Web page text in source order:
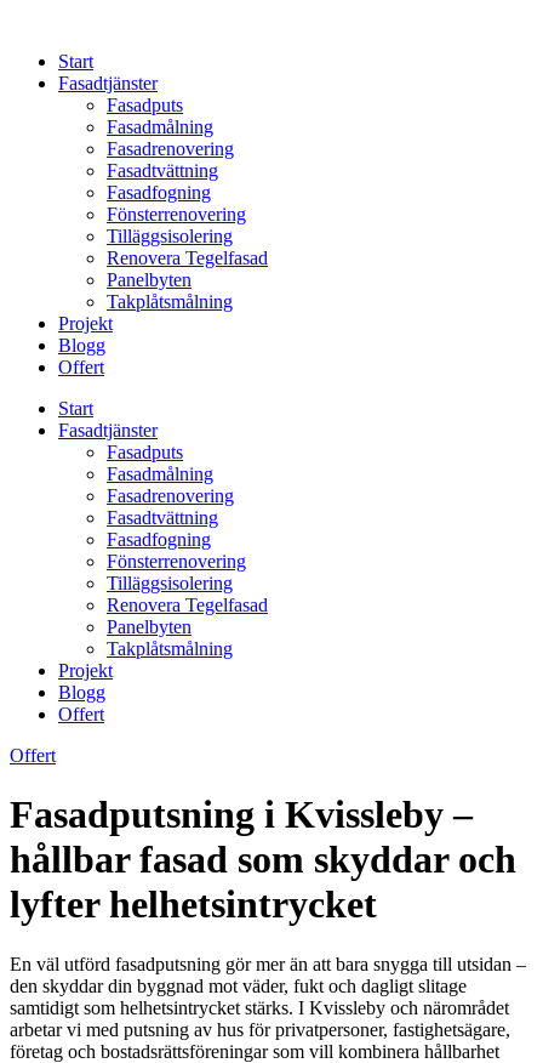
contentStart
Fasadtjänster
Fasadputs
Fasadmålning
Fasadrenovering
Fasadtvättning
Fasadfogning
Fönsterrenovering
Tilläggsisolering
Renovera Tegelfasad
Panelbyten
Takplåtsmålning
Projekt
Blogg
Offert
Start
Fasadtjänster
Fasadputs
Fasadmålning
Fasadrenovering
Fasadtvättning
Fasadfogning
Fönsterrenovering
Tilläggsisolering
Renovera Tegelfasad
Panelbyten
Takplåtsmålning
Projekt
Blogg
Offert
Offert
Fasadputsning i Kvissleby –
hållbar fasad som skyddar och
lyfter helhetsintrycket
En väl utförd fasadputsning gör mer än att bara snygga till utsidan –
den skyddar din byggnad mot väder, fukt och dagligt slitage
samtidigt som helhetsintrycket stärks. I Kvissleby och närområdet
arbetar vi med putsning av hus för privatpersoner, fastighetsägare,
företag och bostadsrättsföreningar som vill kombinera hållbarhet